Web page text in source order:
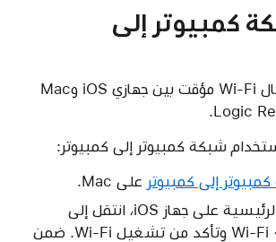
كمبيوتر إلى
يمكنك إعداد اتصال Wi-Fi مؤقت بين جهازي iOS وMac
شبكة كمبيوتر إلى كمبيوتر:
إلى كمبيوتر على Mac.
من الشاشة الرئيسية على جهاز iOS، انتقل إلى
"الإعدادات" > Wi-Fi وتأكد من تشغيل Wi-Fi. ضمن